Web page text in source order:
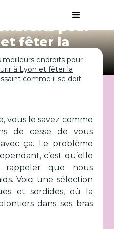
pour
fêter la
il se doit
meilleurs endroits pour
à Lyon et fêter la
comme il se doit
vous le savez comme
de cesse de vous
ça. Le problème
c’est qu’elle
que nous
Voici une sélection
et sordides, où la
dans ses bras